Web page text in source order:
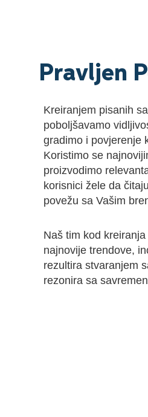
Pravljen
Kreiranjem pisanih
poboljšavamo
gradimo i povjerenje
Koristimo se
proizvodimo
korisnici žele da
povežu sa Vašim
Naš tim kod
najnovije trendove,
rezultira stvaranjem
rezonira sa